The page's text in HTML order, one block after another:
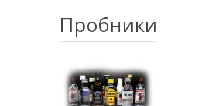
Пробники